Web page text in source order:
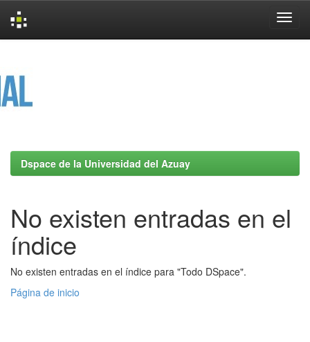
Dspace de la Universidad del Azuay
No existen entradas en el
índice
No existen entradas en el índice para "Todo DSpace".
Página de inicio